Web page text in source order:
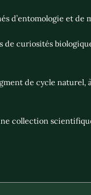
d’entomologie et de
de curiosités
de cycle naturel,
collection